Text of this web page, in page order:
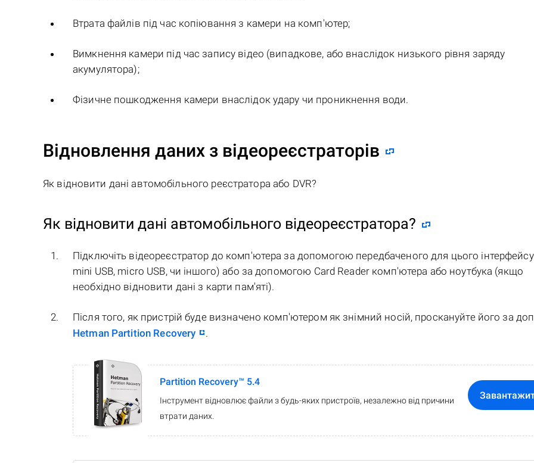
Втрата файлів під час копіювання з камери на комп'ютер;
Вимкнення камери під час запису відео (випадкове, або внаслідок низького рівня заряду
акумулятора);
Фізичне пошкодження камери внаслідок удару чи проникнення води.
Відновлення даних з відеореєстраторів
Як відновити дані автомобільного реєстратора або DVR?
Як відновити дані автомобільного відеореєстратора?
Підключіть відеореєстратор до комп'ютера за допомогою передбаченого для цього інтерфейсу
mini USB, micro USB, чи іншого) або за допомогою Card Reader комп'ютера або ноутбука (якщо
необхідно відновити дані з карти пам'яті).
Після того, як пристрій буде визначено комп'ютером як знімний носій, проскануйте його за
Hetman Partition Recovery
.
Partition Recovery™ 5.4
Інструмент відновлює файли з будь-яких пристроїв, незалежно від причини
втрати даних.